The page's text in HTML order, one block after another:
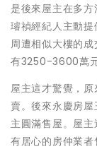
是後來屋主在多
璿禎經紀人主動提
周遭相似大樓的
有3250-3600萬元
屋主這才驚覺，
賣。後來永慶房
主圓滿售屋。屋
有居心的房仲業者